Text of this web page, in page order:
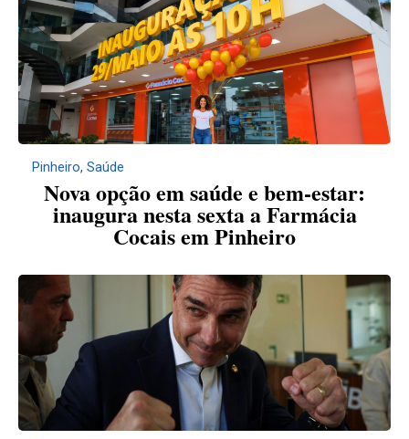
Pinheiro, Saúde
Nova opção em saúde e bem-estar:
inaugura nesta sexta a Farmácia
Cocais em Pinheiro